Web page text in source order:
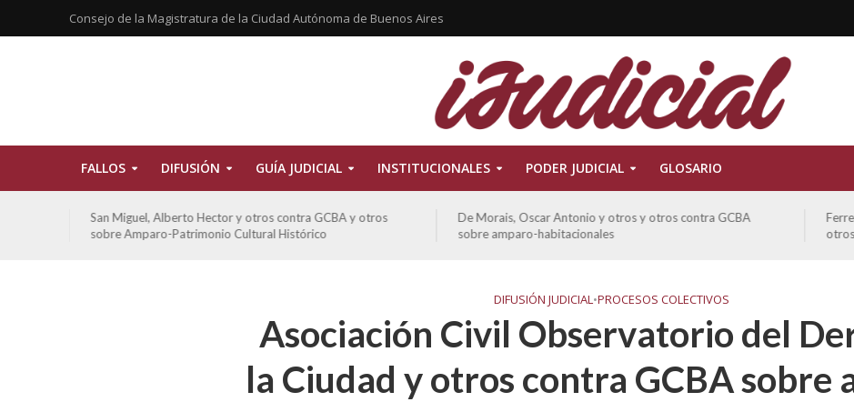
Consejo de la Magistratura de la Ciudad Autónoma de Buenos Aires
FALLOS DIFUSIÓN GUÍA JUDICIAL INSTITUCIONALES PODER JUDICIAL GLOSARIO
De Morais, Oscar Antonio y otros y otros contra GCBA
sobre amparo-habitacionales
Ferreyra Pardo, Claudia Eva Edith y otros contra GCBA y
otros sobre amparo-ambiental
ATE
DIFUSIÓN JUDICIAL•PROCESOS COLECTIVOS
Asociación Civil Observatorio del
la Ciudad y otros contra GCBA sobre